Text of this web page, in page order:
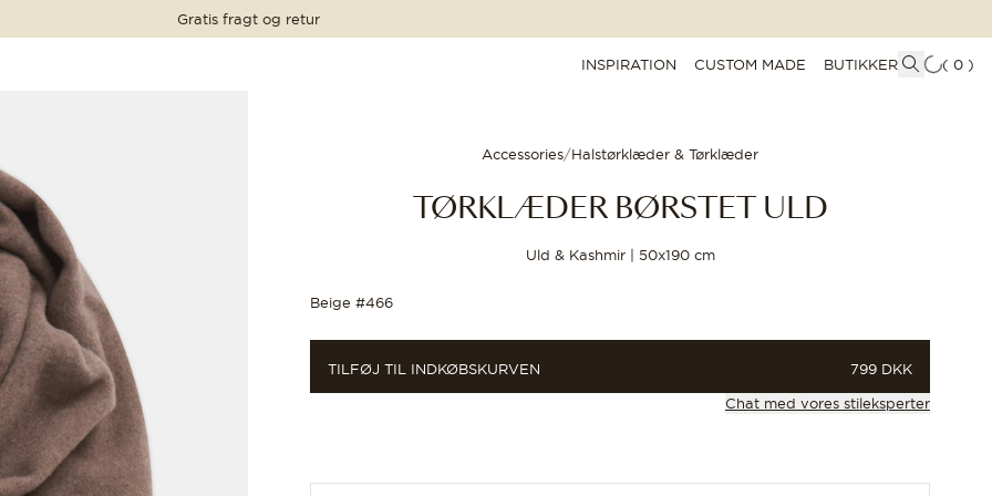
Gratis fragt og retur
INSPIRATION CUSTOM MADE BUTIKKER ( 0 )
Accessories/Halstørklæder & Tørklæder
TØRKLÆDER BØRSTET ULD
Uld & Kashmir | 50x190 cm
Beige #466
TILFØJ TIL INDKØBSKURVEN PRIS
799 DKK
Chat med vores stileksperter